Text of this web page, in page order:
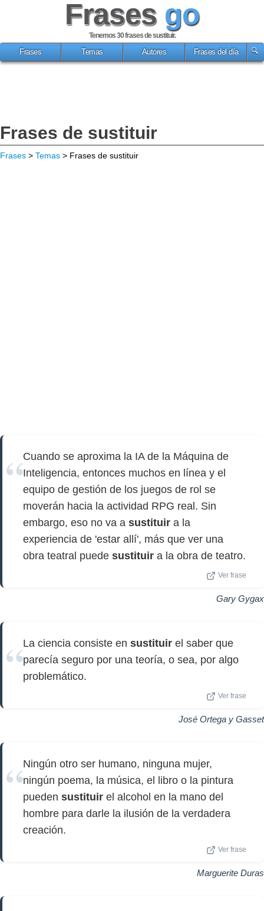
Frases go
Tenemos 30frases de sustituir.
Frases
Temas Autores Frases del día
Frases de sustituir
Frases > Temas > Frases de sustituir
Cuando se aproxima la IA de la Máquina de
Inteligencia, entonces muchos en línea y el
equipo de gestión de los juegos de rol se
moverán hacia la actividad RPG real. Sin
embargo, eso no va a sustituir a la
experiencia de 'estar allí', más que ver una
obra teatral puede sustituir a la obra de teatro.
Ver frase
Gary Gygax
La ciencia consiste en sustituir el saber que
parecía seguro por una teoría, o sea, por algo
problemático.
Ver frase
José Ortega y Gasset
Ningún otro ser humano, ninguna mujer,
ningún poema, la música, el libro o la pintura
pueden sustituir el alcohol en la mano del
hombre para darle la ilusión de la verdadera
creación.
Ver frase
Marguerite Duras